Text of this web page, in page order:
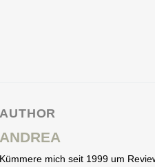
AUTHOR
ANDREA
Kümmere mich seit 1999 um